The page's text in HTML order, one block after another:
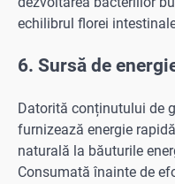
echilibrul florei
6. Sursă de
Datorită conținutului de
furnizează energie
naturală la băuturile
Consumată înainte de